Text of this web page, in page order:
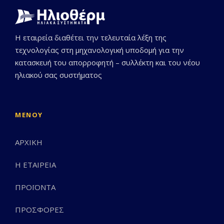
Η εταιρεία διαθέτει την τελευταία λέξη της
τεχνολογίας στη μηχανολογική υποδομή για την
κατασκευή του απορροφητή – συλλέκτη και του νέου
ηλιακού σας συστήματος
ΜΕΝΟΎ
ΑΡΧΙΚΗ
Η ΕΤΑΙΡΕΙΑ
ΠΡΟΪΟΝΤΑ
ΠΡΟΣΦΟΡΕΣ